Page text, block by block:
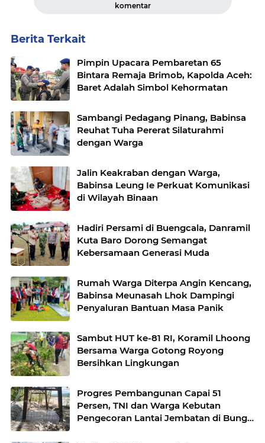
komentar
Berita Terkait
Pimpin Upacara Pembaretan 65
Bintara Remaja Brimob, Kapolda Aceh:
Baret Adalah Simbol Kehormatan
Sambangi Pedagang Pinang, Babinsa
Reuhat Tuha Pererat Silaturahmi
dengan Warga
Jalin Keakraban dengan Warga,
Babinsa Leung Ie Perkuat Komunikasi
di Wilayah Binaan
Hadiri Persami di Buengcala, Danramil
Kuta Baro Dorong Semangat
Kebersamaan Generasi Muda
Rumah Warga Diterpa Angin Kencang,
Babinsa Meunasah Lhok Dampingi
Penyaluran Bantuan Masa Panik
Sambut HUT ke-81 RI, Koramil Lhoong
Bersama Warga Gotong Royong
Bersihkan Lingkungan
Progres Pembangunan Capai 51
Persen, TNI dan Warga Kebutan
Pengecoran Lantai Jembatan di Bunga